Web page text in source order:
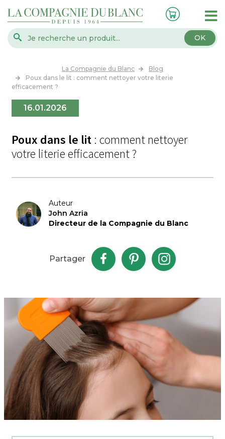
OK
La Compagnie du Blanc
Blog
Poux dans le lit : comment nettoyer votre literie
efficacement ?
16.01.2026
Poux dans le lit : comment nettoyer
votre literie efficacement ?
Auteur
John Azria
Directeur de la Compagnie du Blanc
Partager